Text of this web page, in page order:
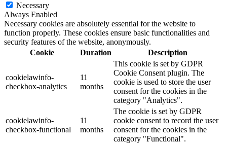
Necessary
Always Enabled
Necessary cookies are absolutely essential for the website to
function properly. These cookies ensure basic functionalities and
security features of the website, anonymously.
Cookie
Duration Description
cookielawinfo-
checkbox-analytics
11
months
This cookie is set by GDPR
Cookie Consent plugin. The
cookie is used to store the user
consent for the cookies in the
category "Analytics".
cookielawinfo-
checkbox-functional
11
months
The cookie is set by GDPR
cookie consent to record the user
consent for the cookies in the
category "Functional".